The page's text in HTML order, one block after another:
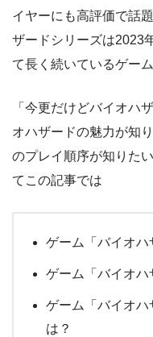
イヤーにも高評価で話
ザードシリーズは2023
て長く続いているゲー
「今更だけどバイオハ
オハザードの魅力が知
のプレイ順序が知りた
てこの記事では
ゲーム「バイオハ
ゲーム「バイオハ
ゲーム「バイオ
は？